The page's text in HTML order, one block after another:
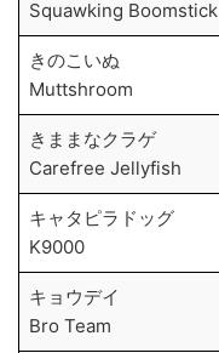
Squawking Boomstick
きのこいぬ
Muttshroom
きままなクラゲ
Carefree Jellyfish
キャタピラドッグ
K9000
キョウデイ
Bro Team